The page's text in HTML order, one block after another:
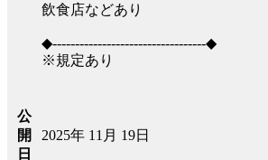
飲食店などあり
◆----------------------------------◆
※規定あり
公
開
日
2025年 11月 19日